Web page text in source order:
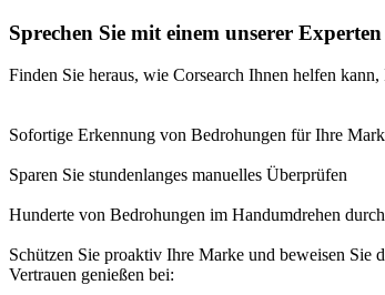
Sprechen Sie mit einem unserer Experten
Finden Sie heraus, wie Corsearch Ihnen helfen
Sofortige Erkennung von Bedrohungen für Ihre
Sparen Sie stundenlanges manuelles Überprüfen
Hunderte von Bedrohungen im Handumdrehen
Schützen Sie proaktiv Ihre Marke und beweisen Sie
Vertrauen genießen bei: